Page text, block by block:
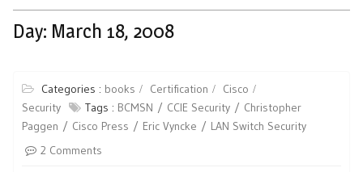
Day: March 18, 2008
Categories : books Certification
Cisco
Security
Tags : BCMSN CCIE Security
Christopher
Paggen
Cisco Press Eric Vyncke
LAN Switch Security
2 Comments